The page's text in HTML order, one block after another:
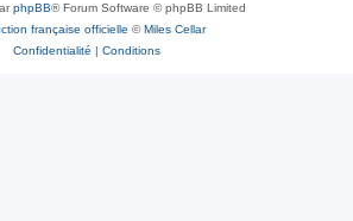
phpBB® Forum Software © phpBB Limited
française officielle ©Miles Cellar
Confidentialité | Conditions